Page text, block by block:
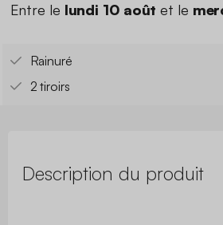
Entre le lundi 10 août et le
Rainuré
2 tiroirs
Description du produit